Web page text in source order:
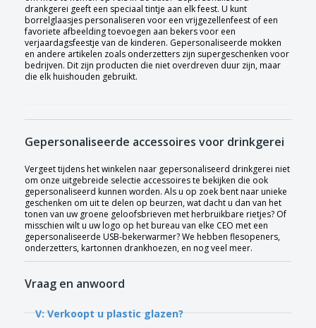
drankgerei geeft een speciaal tintje aan elk feest. U kunt
borrelglaasjes personaliseren voor een vrijgezellenfeest of een
favoriete afbeelding toevoegen aan bekers voor een
verjaardagsfeestje van de kinderen. Gepersonaliseerde mokken
en andere artikelen zoals onderzetters zijn supergeschenken voor
bedrijven. Dit zijn producten die niet overdreven duur zijn, maar
die elk huishouden gebruikt.
Gepersonaliseerde accessoires voor drinkgerei
Vergeet tijdens het winkelen naar gepersonaliseerd drinkgerei niet
om onze uitgebreide selectie accessoires te bekijken die ook
gepersonaliseerd kunnen worden. Als u op zoek bent naar unieke
geschenken om uit te delen op beurzen, wat dacht u dan van het
tonen van uw groene geloofsbrieven met herbruikbare rietjes? Of
misschien wilt u uw logo op het bureau van elke CEO met een
gepersonaliseerde USB-bekerwarmer? We hebben flesopeners,
onderzetters, kartonnen drankhoezen, en nog veel meer.
Vraag en anwoord
V: Verkoopt u plastic glazen?